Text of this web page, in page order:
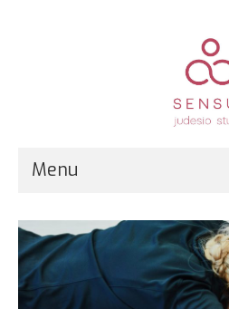
Menu
Pirmą kartą?
Grupinės treniruotės
Kitos paslaugos